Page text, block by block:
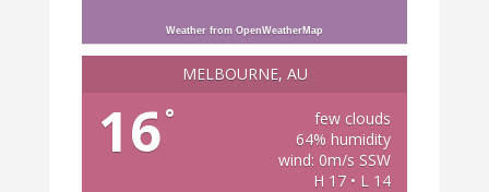
Weather from OpenWeatherMap
MELBOURNE, AU
16°
few clouds
64% humidity
wind: 0m/s SSW
H 17 • L 14